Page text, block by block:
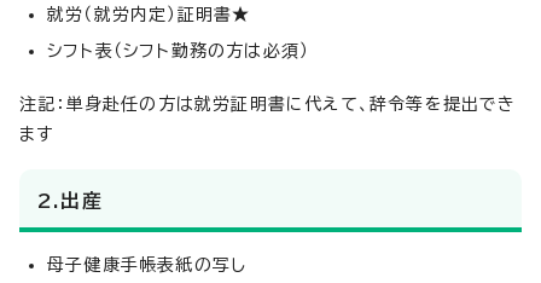
就労（就労内定）証明書★
シフト表（シフト勤務の方は必須）
注記：単身赴任の方は就労証明書に代えて、辞令等を提出でき
ます
2.出産
母子健康手帳表紙の写し